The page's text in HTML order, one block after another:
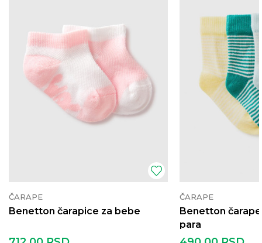
ČARAPE
Benetton čarapice za bebe
ČARAPE
Benetton
para